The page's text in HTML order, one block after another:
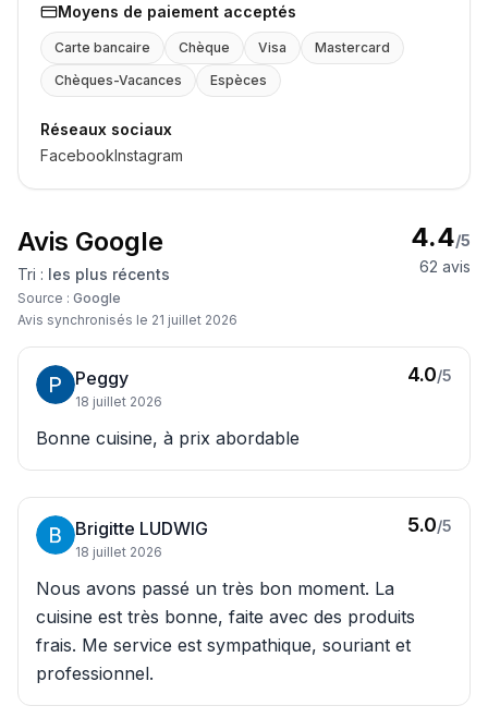
Moyens de paiement acceptés
Carte bancaire Chèque Visa
Mastercard
Chèques-Vacances
Espèces
Réseaux sociaux
FacebookInstagram
Avis Google
Tri : les plus récents
Source : Google
Avis synchronisés le 21 juillet 2026
4.4/5
62 avis
Peggy
18 juillet 2026
4.0/5
Bonne cuisine, à prix abordable
Brigitte LUDWIG
18 juillet 2026
5.0/5
Nous avons passé un très bon moment. La
cuisine est très bonne, faite avec des produits
frais. Me service est sympathique, souriant et
professionnel.